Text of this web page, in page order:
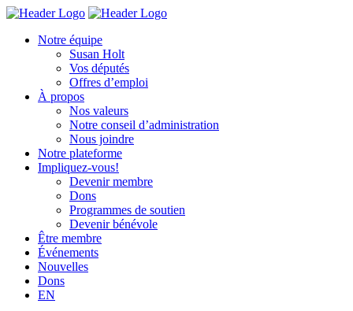
Skip
content
Homepage
Homepage
Notre équipe
Susan Holt
Vos députés
Offres d’emploi
À propos
Nos valeurs
Notre conseil d’administration
Nous joindre
Notre plateforme
Impliquez-vous!
Devenir membre
Dons
Programmes de soutien
Devenir bénévole
Être membre
Événements
Nouvelles
Dons
EN